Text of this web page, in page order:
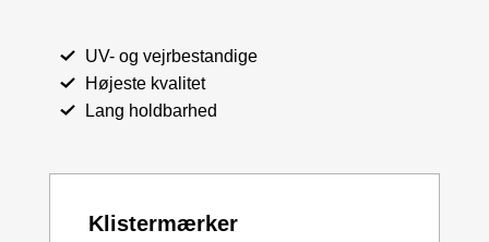
UV- og vejrbestandige
Højeste kvalitet
Lang holdbarhed
Klistermærker